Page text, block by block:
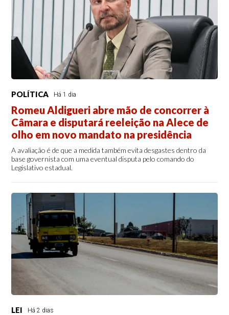
POLÍTICA Há 1 dia
Romeu Aldigueri abre mão de concorrer à
Câmara e disputará reeleição na Alece de
olho em novo mandato na presidência
A avaliação é de que a medida também evita desgastes dentro da
base governista com uma eventual disputa pelo comando do
Legislativo estadual.
LEI Há 2 dias